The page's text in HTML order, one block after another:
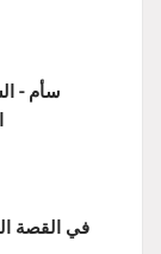
سأم -
في القصة